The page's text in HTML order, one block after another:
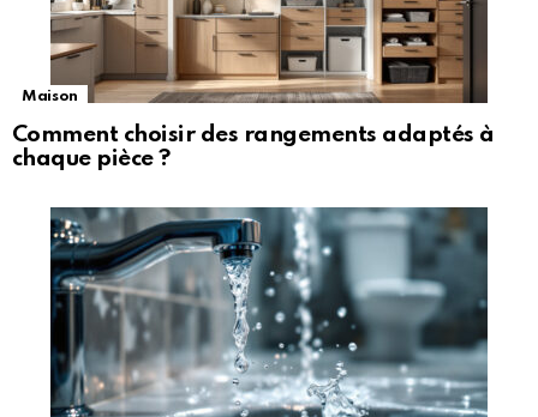
Maison
Comment choisir des rangements adaptés à
chaque pièce ?